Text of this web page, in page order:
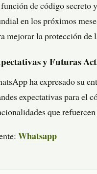
de código secreto
en los próximos
mejorar la protección de
y Futuras
ha expresado su
expectativas para el
que
Whatsapp